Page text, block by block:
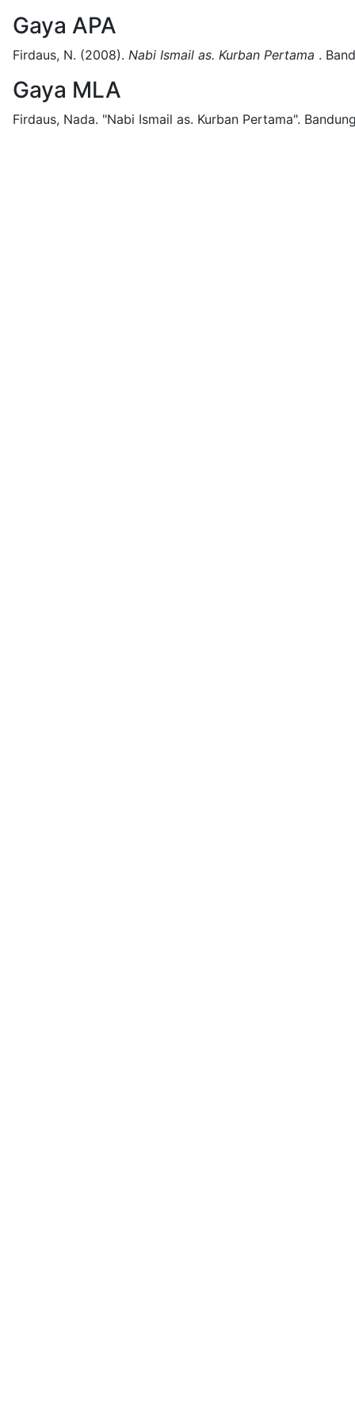
Gaya APA
Firdaus, N. (2008). Nabi Ismail as. Kurban Pertama .
Gaya MLA
Firdaus, Nada. "Nabi Ismail as. Kurban Pertama".